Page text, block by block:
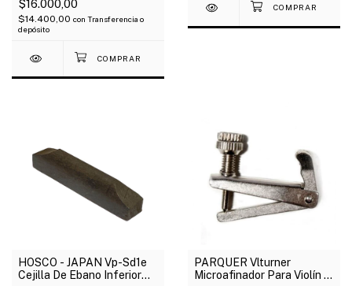
$16.000,00
$14.400,00 con Transferencia o
depósito
HOSCO - JAPAN Vp-Sd1e
Cejilla De Ebano Inferior
PARQUER Vlturner
Microafinador Para Violín X